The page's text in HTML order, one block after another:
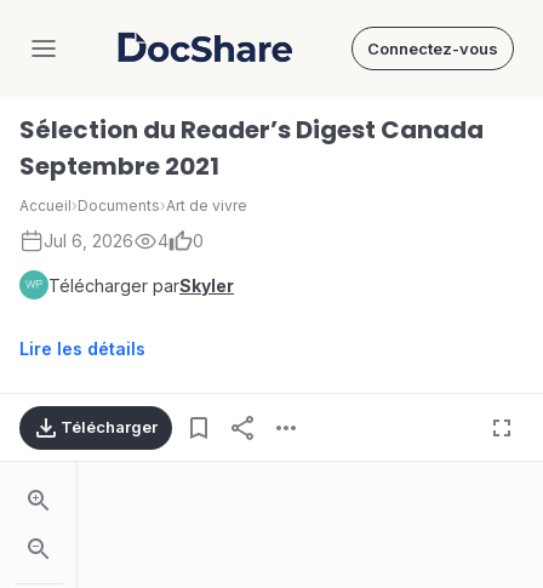
DocShare Connectez-vous
Sélection du Reader’s Digest Canada
Septembre 2021
Accueil›Documents›Art de vivre
Jul 6, 2026 4 0
Télécharger parSkyler
Lire les détails
Télécharger